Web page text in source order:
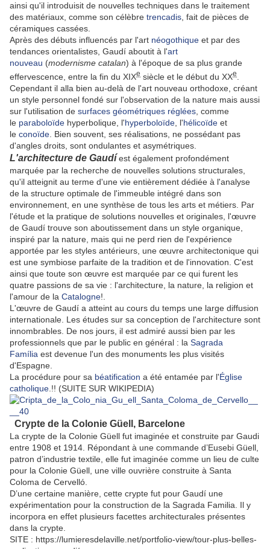
ainsi qu'il introduisit de nouvelles techniques dans le traitement
des matériaux, comme son célèbre trencadis , fait de pièces de
céramiques cassées.
Après des débuts influencés par l'art néogothique et par des
tendances orientalistes, Gaudí aboutit à l'art
nouveau (modernisme catalan) à l'époque de sa plus grande
effervescence, entre la fin du XIXe siècle et le début du XXe
Cependant il alla bien au-delà de l'art nouveau orthodoxe, créant
un style personnel fondé sur l'observation de la nature mais aussi
sur l'utilisation de surfaces géométriques réglées , comme
le paraboloïde hyperbolique, l'hyperboloïde , l'hélicoïde et
le conoïde . Bien souvent, ses réalisations, ne possédant pas
d'angles droits, sont ondulantes et asymétriques.
L'architecture de Gaudí est également profondément
marquée par la recherche de nouvelles solutions structurales,
qu'il atteignit au terme d'une vie entièrement dédiée à l'analyse
de la structure optimale de l'immeuble intégré dans son
environnement, en une synthèse de tous les arts et métiers. Par
l'étude et la pratique de solutions nouvelles et originales, l'œuvre
de Gaudí trouve son aboutissement dans un style organique,
inspiré par la nature, mais qui ne perd rien de l'expérience
apportée par les styles antérieurs, une œuvre architectonique qui
est une symbiose parfaite de la tradition et de l'innovation. C'est
ainsi que toute son œuvre est marquée par ce qui furent les
quatre passions de sa vie : l'architecture, la nature, la religion et
l'amour de la Catalogne!.
L'œuvre de Gaudí a atteint au cours du temps une large diffusion
internationale. Les études sur sa conception de l'architecture sont
innombrables. De nos jours, il est admiré aussi bien par les
professionnels que par le public en général : la Sagrada
Família est devenue l'un des monuments les plus visités
d'Espagne.
La procédure pour sa béatification a été entamée par l'Église
catholique .!! (SUITE SUR WIKIPEDIA)
Crypte de la Colonie Güell, Barcelone
La crypte de la Colonie Güell fut imaginée et construite par Gaudi
entre 1908 et 1914. Répondant à une commande d’Eusebi Güell,
patron d’industrie textile, elle fut imaginée comme un lieu de culte
pour la Colonie Güell, une ville ouvrière construite à Santa
Coloma de Cervelló.
D’une certaine manière, cette crypte fut pour Gaudí une
expérimentation pour la construction de la Sagrada Familia. Il y
incorpora en effet plusieurs facettes architecturales présentes
dans la crypte.
SITE : https://lumieresdelaville.net/portfolio-view/tour-plus-belles-